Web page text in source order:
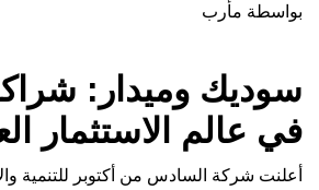
بواسطة مأرب
سوديك وميدار:
في عالم الاستثمار
أعلنت شركة السادس من أكتوبر للتنمية